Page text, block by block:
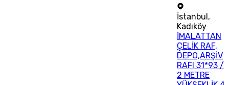
İstanbul ,
Kadıköy
İMALATTAN
ÇELİK RAF,
DEPO,ARŞİV
RAFI 31*93 /
2 METRE